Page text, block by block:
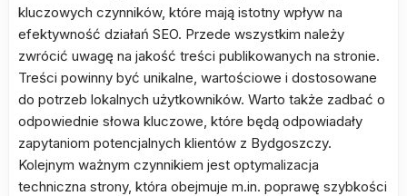
kluczowych czynników, które mają istotny wpływ na
efektywność działań SEO. Przede wszystkim należy
zwrócić uwagę na jakość treści publikowanych na stronie.
Treści powinny być unikalne, wartościowe i dostosowane
do potrzeb lokalnych użytkowników. Warto także zadbać o
odpowiednie słowa kluczowe, które będą odpowiadały
zapytaniom potencjalnych klientów z Bydgoszczy.
Kolejnym ważnym czynnikiem jest optymalizacja
techniczna strony, która obejmuje m.in. poprawę szybkości